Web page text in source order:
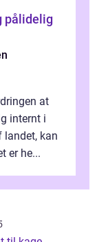
at
internt i
landet, kan
er he...